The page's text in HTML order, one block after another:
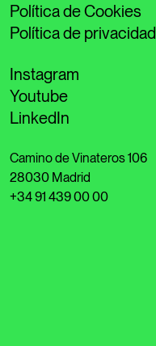
Política de Cookies
Política de privacidad
Instagram
Youtube
LinkedIn
Camino de Vinateros 106
28030 Madrid
+34 91 439 00 00